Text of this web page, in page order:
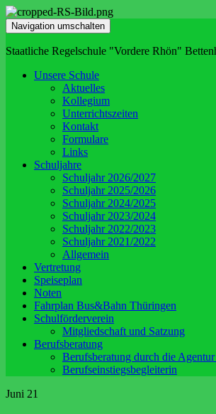
Navigation umschalten
Staatliche Regelschule "Vordere Rhön"
Unsere Schule
Aktuelles
Kollegium
Unterrichtszeiten
Kontakt
Formulare
Links
Schuljahre
Schuljahr 2026/2027
Schuljahr 2025/2026
Schuljahr 2024/2025
Schuljahr 2023/2024
Schuljahr 2022/2023
Schuljahr 2021/2022
Allgemein
Vertretung
Speiseplan
Noten
Fahrplan Bus&Bahn Thüringen
Schulförderverein
Mitgliedschaft und Satzung
Berufsberatung
Berufsberatung durch die
Berufseinstiegsbegleiterin
Juni 21